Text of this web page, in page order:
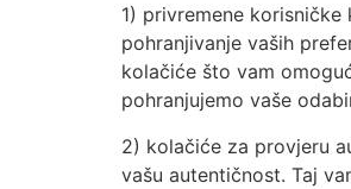
1) privremene
pohranjivanje vaših
kolačiće što vam
pohranjujemo vaše
2) kolačiće za provjeru
vašu autentičnost. Taj